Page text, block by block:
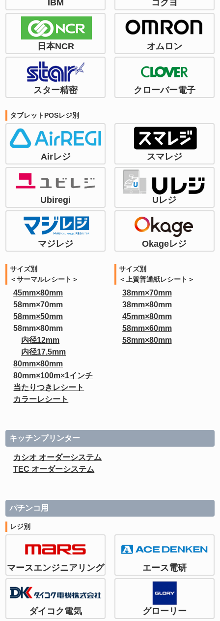
IBM コクヨ
日本NCR オムロン
スター精密 クローバー電子
タブレットPOSレジ別
Airレジ スマレジ
Ubiregi Uレジ
マジレジ Okageレジ
サイズ別
＜サーマルレシート＞
45mm×80mm
58mm×70mm
58mm×50mm
58mm×80mm
内径12mm
内径17.5mm
80mm×80mm
80mm×100m×1インチ
当たりつきレシート
カラーレシート
サイズ別
＜上質普通紙レシート＞
38mm×70mm
38mm×80mm
45mm×80mm
58mm×60mm
58mm×80mm
キッチンプリンター
カシオ オーダーシステム
TEC オーダーシステム
パチンコ用
レジ別
マースエンジニアリング エース電研
ダイコク電気 グローリー